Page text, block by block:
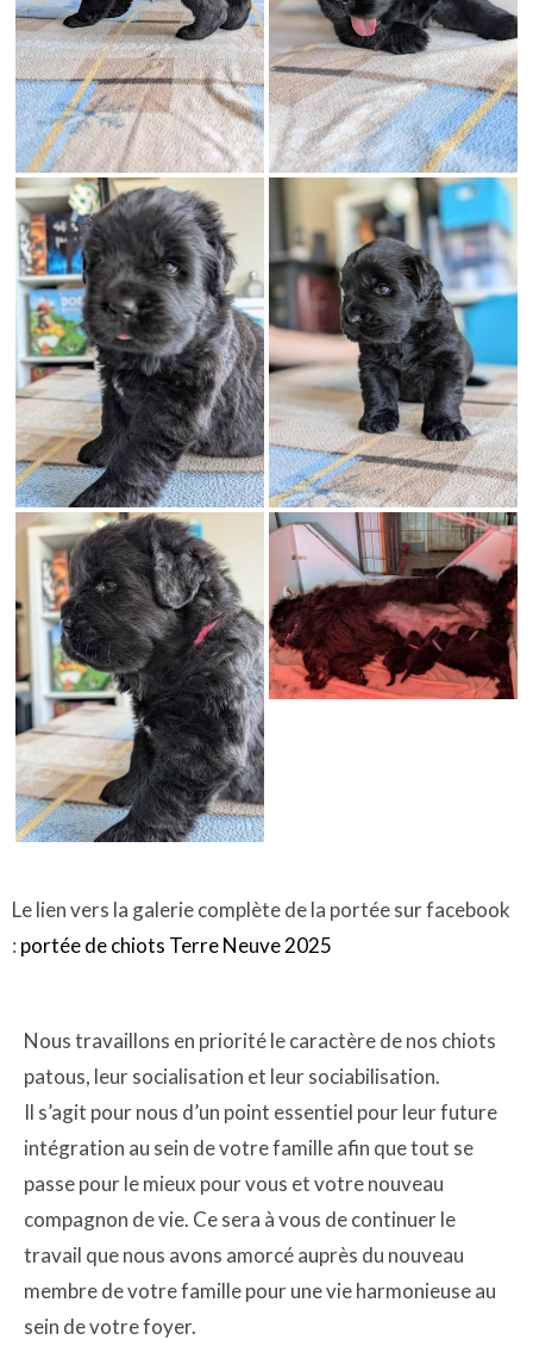
Le lien vers la galerie complète de la portée sur facebook
: portée de chiots Terre Neuve 2025
Nous travaillons en priorité le caractère de nos chiots
patous, leur socialisation et leur sociabilisation.
Il s’agit pour nous d’un point essentiel pour leur future
intégration au sein de votre famille afin que tout se
passe pour le mieux pour vous et votre nouveau
compagnon de vie. Ce sera à vous de continuer le
travail que nous avons amorcé auprès du nouveau
membre de votre famille pour une vie harmonieuse au
sein de votre foyer.